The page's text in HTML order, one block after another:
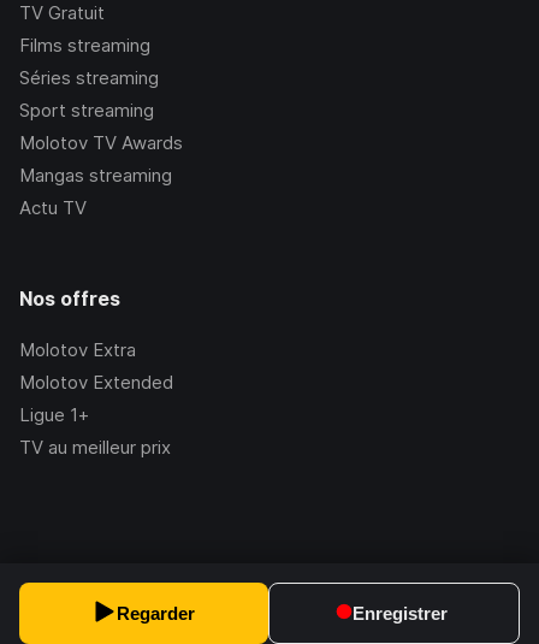
Regarder Enregistrer
TV Gratuit
Films streaming
Séries streaming
Sport streaming
Molotov TV Awards
Mangas streaming
Actu TV
Nos offres
Molotov Extra
Molotov Extended
Ligue 1+
TV au meilleur prix
2.228.1